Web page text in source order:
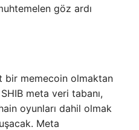
göz ardı
bir memecoin olmaktan
meta veri tabanı,
oyunları dahil olmak
Meta